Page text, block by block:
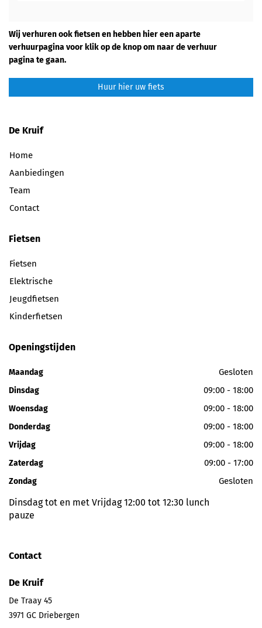
Wij verhuren ook fietsen en hebben hier een aparte
verhuurpagina voor klik op de knop om naar de verhuur
pagina te gaan.
Huur hier uw fiets
De Kruif
Home
Aanbiedingen
Team
Contact
Fietsen
Fietsen
Elektrische
Jeugdfietsen
Kinderfietsen
Openingstijden
Maandag Gesloten
Dinsdag 09:00 - 18:00
Woensdag 09:00 - 18:00
Donderdag 09:00 - 18:00
Vrijdag 09:00 - 18:00
Zaterdag 09:00 - 17:00
Zondag Gesloten
Dinsdag tot en met Vrijdag 12:00 tot 12:30 lunch
pauze
Contact
De Kruif
De Traay 45
3971 GC Driebergen